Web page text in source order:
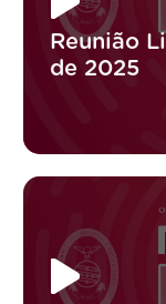
Reunião
de 2025